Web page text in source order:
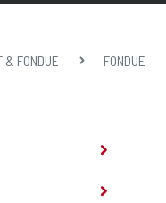
& FONDUE FONDUE